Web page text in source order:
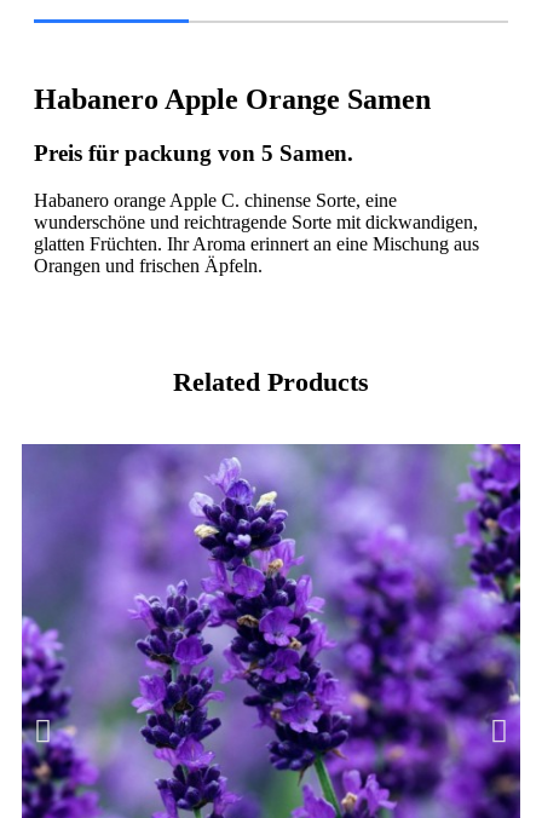
Habanero Apple Orange Samen
Preis für packung von 5 Samen.
Habanero orange Apple C. chinense Sorte, eine
wunderschöne und reichtragende Sorte mit dickwandigen,
glatten Früchten. Ihr Aroma erinnert an eine Mischung aus
Orangen und frischen Äpfeln.
Related Products